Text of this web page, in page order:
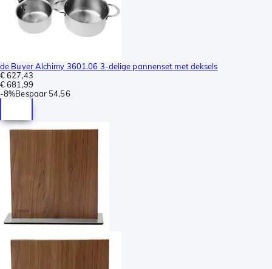
de Buyer Alchimy 3601.06 3-delige pannenset met deksels
€ 627,43
€ 681,99
-8%Bespaar 54,56